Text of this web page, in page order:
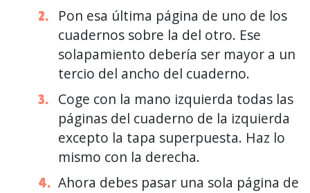
Pon esa última página de uno de los
cuadernos sobre la del otro. Ese
solapamiento debería ser mayor a un
tercio del ancho del cuaderno.
Coge con la mano izquierda todas las
páginas del cuaderno de la izquierda
excepto la tapa superpuesta. Haz lo
mismo con la derecha.
Ahora debes pasar una sola página de